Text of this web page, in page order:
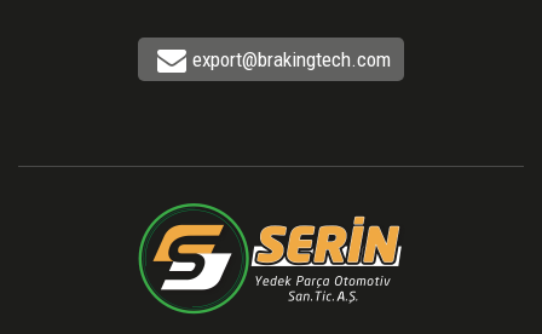
export@brakingtech.com